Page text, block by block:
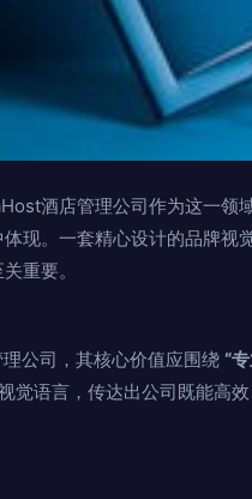
酒店管理公司作为这一领
现。一套精心设计的品牌视
重要。
公司，其核心价值应围绕 “
觉语言，传达出公司既能高